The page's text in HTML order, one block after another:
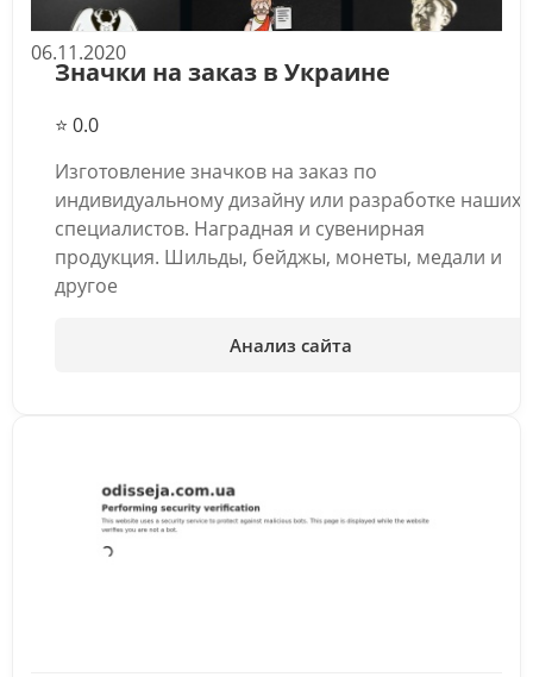
06.11.2020
Значки на заказ в Украине
⭐ 0.0
Изготовление значков на заказ по
индивидуальному дизайну или разработке наших
специалистов. Наградная и сувенирная
продукция. Шильды, бейджы, монеты, медали и
другое
Анализ сайта